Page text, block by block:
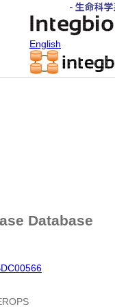
English
Database